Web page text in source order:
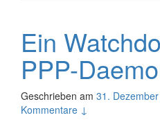
Ein
PPP-
Geschrieben am 31.
Kommentare ↓